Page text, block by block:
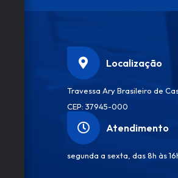
Localização
Travessa Ary Brasileiro de
CEP: 37945-000
Atendimento
segunda a sexta, das 8h às